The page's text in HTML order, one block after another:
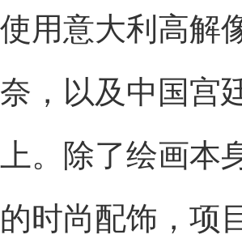
使用意大利高解
奈，以及中国宫
上。除了绘画
的时尚配饰，项